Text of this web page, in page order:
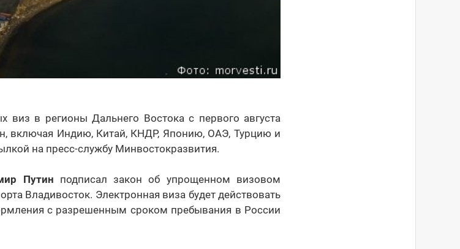
виз в регионы Дальнего Востока с первого августа
включая Индию, Китай, КНДР, Японию, ОАЭ, Турцию и
на пресс-службу Минвостокразвития.
Путин подписал закон об упрощенном визовом
Владивосток. Электронная виза будет действовать
с разрешенным сроком пребывания в России